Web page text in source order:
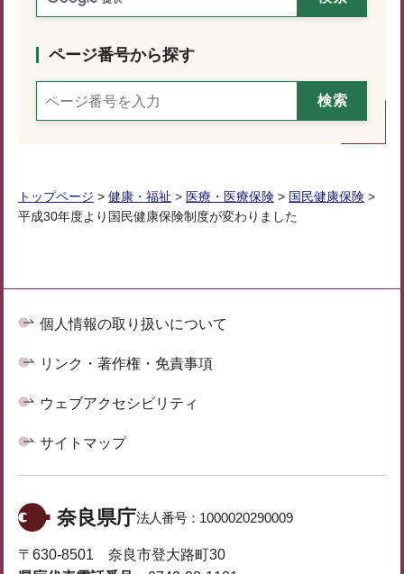
ページ番号から探す
トップページ > 健康・福祉 > 医療・医療保険 > 国民健康保険 >
平成30年度より国民健康保険制度が変わりました
個人情報の取り扱いについて
リンク・著作権・免責事項
ウェブアクセシビリティ
サイトマップ
奈良県庁法人番号： 1000020290009
〒630-8501 奈良市登大路町30